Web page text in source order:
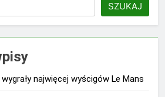
SZUKAJ
najwięcej wyścigów Le Mans